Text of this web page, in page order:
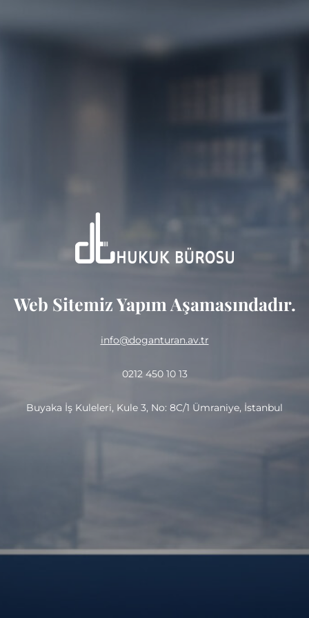
Web Sitemiz Yapım Aşamasındadır.
info@doganturan.av.tr
0212 450 10 13
Buyaka İş Kuleleri, Kule 3, No: 8C/1 Ümraniye, İstanbul